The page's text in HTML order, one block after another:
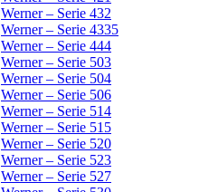
Werner – Serie 432
Werner – Serie 4335
Werner – Serie 444
Werner – Serie 503
Werner – Serie 504
Werner – Serie 506
Werner – Serie 514
Werner – Serie 515
Werner – Serie 520
Werner – Serie 523
Werner – Serie 527